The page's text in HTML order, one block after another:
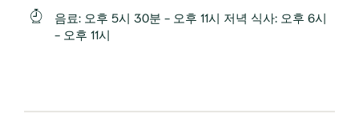
음료: 오후 5시 30분 - 오후 11시 저녁 식사: 오후 6시
- 오후 11시